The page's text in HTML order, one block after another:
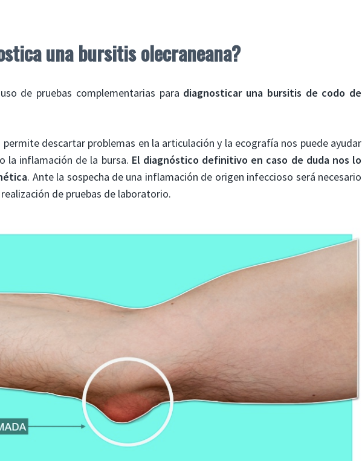
una bursitis olecraneana?
de pruebas complementarias para diagnosticar una bursitis de codo de
descartar problemas en la articulación y la ecografía nos puede ayudar
la inflamación de la bursa. El diagnóstico definitivo en caso de duda nos lo
. Ante la sospecha de una inflamación de origen infeccioso será necesario
de pruebas de laboratorio.